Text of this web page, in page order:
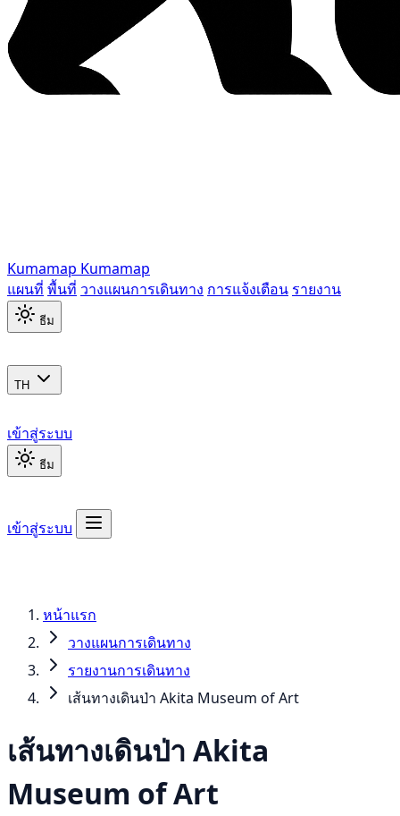
Kumamap Kumamap
แผนที่ พื้นที่ วางแผนการเดินทาง การแจ้งเตือน รายงาน
ธีม
TH
เข้าสู่ระบบ
ธีม
เข้าสู่ระบบ
หน้าแรก
วางแผนการเดินทาง
รายงานการเดินทาง
เส้นทางเดินป่า Akita Museum of Art
เส้นทางเดินป่า Akita
Museum of Art